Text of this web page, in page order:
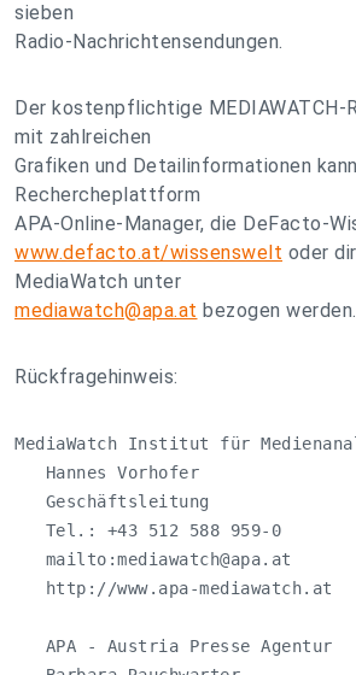
sieben
Radio-Nachrichtensendungen.
Der kostenpflichtige MEDIAWATCH-
mit zahlreichen
Grafiken und Detailinformationen
Rechercheplattform
APA-Online-Manager, die DeFacto-
www.defacto.at/wissenswelt oder
MediaWatch unter
mediawatch@apa.at bezogen werden.
Rückfragehinweis:
MediaWatch Institut für
   Hannes Vorhofer
   Geschäftsleitung
   Tel.: +43 512 588 959-0
   mailto:
mediawatch@apa.at
   http://www.apa-mediawatch.at
   APA - Austria Presse Agentur